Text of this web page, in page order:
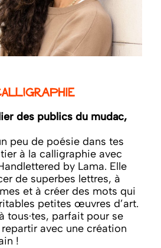
des publics du mudac,
peu de poésie dans tes
à la calligraphie avec
by Lama. Elle
de superbes lettres, à
et à créer des mots qui
petites œuvres d’art.
tous·tes, parfait pour se
avec une création
!